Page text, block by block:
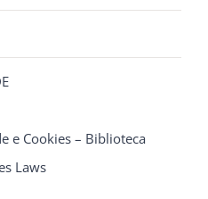
e Cookies – Biblioteca
Laws